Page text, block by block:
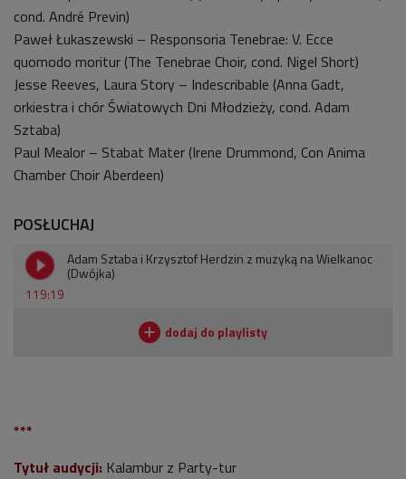
cond. André Previn)
Paweł Łukaszewski – Responsoria Tenebrae: V. Ecce
quomodo moritur (The Tenebrae Choir, cond. Nigel Short)
Jesse Reeves, Laura Story – Indescribable (Anna Gadt,
orkiestra i chór Światowych Dni Młodzieży, cond. Adam
Sztaba)
Paul Mealor – Stabat Mater (Irene Drummond, Con Anima
Chamber Choir Aberdeen)
POSŁUCHAJ
119:19
Adam Sztaba i Krzysztof Herdzin z muzyką na Wielkanoc
(Dwójka)
***
Tytuł audycji: Kalambur z Party-tur